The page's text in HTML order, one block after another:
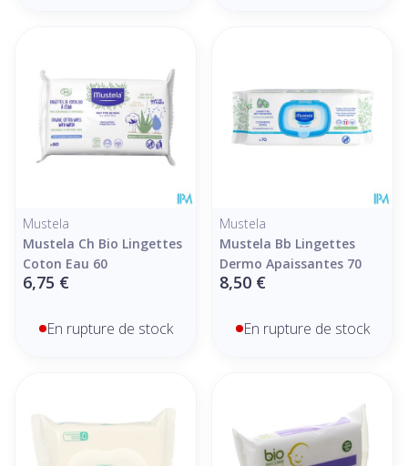
Mustela
Mustela Ch Bio Lingettes
Coton Eau 60
6,75 €
En rupture de stock
Mustela
Mustela Bb Lingettes
Dermo Apaissantes 70
8,50 €
En rupture de stock